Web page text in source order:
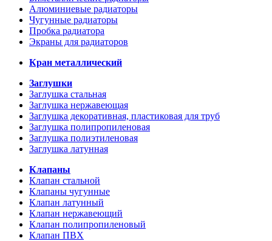
Алюминиевые радиаторы
Чугунные радиаторы
Пробка радиатора
Экраны для радиаторов
Кран металлический
Заглушки
Заглушка стальная
Заглушка нержавеющая
Заглушка декоративная, пластиковая для труб
Заглушка полипропиленовая
Заглушка полиэтиленовая
Заглушка латунная
Клапаны
Клапан стальной
Клапаны чугунные
Клапан латунный
Клапан нержавеющий
Клапан полипропиленовый
Клапан ПВХ